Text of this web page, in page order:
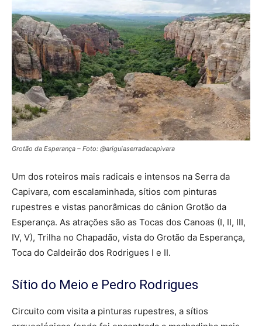
Grotão da Esperança – Foto: @ariguiaserradacapivara
Um dos roteiros mais radicais e intensos na Serra da
Capivara, com escalaminhada, sítios com pinturas
rupestres e vistas panorâmicas do cânion Grotão da
Esperança. As atrações são as Tocas dos Canoas (I, II, III,
IV, V), Trilha no Chapadão, vista do Grotão da Esperança,
Toca do Caldeirão dos Rodrigues I e II.
Sítio do Meio e Pedro Rodrigues
Circuito com visita a pinturas rupestres, a sítios